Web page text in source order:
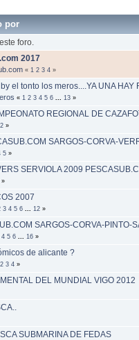
por
foro.
2017
« 1 2 3 4 »
el tonto los meros....YA UNA HAY
« 1 2 3 4 5 6 13 »
REGIONAL DE
2 »
SARGOS-CORVA-
5 »
SERVIOLA 2009
»
2007
3 4 5 6 12 »
SARGOS-CORVA-PINTO-
4 5 6 16 »
de alicante ?
2 3 4 »
DEL MUNDIAL VIGO 2012
SUBMARINA DE FEDAS